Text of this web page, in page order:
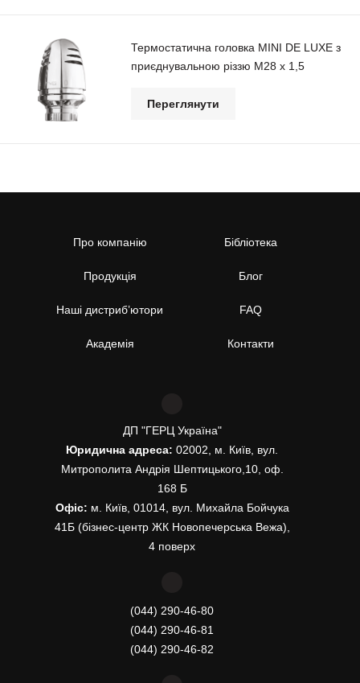
Термостатична головка МINI DE LUXE з
приєднувальною різзю М28 х 1,5
Переглянути
Про компанію
Продукція
Наші дистриб’ютори
Академія
Бібліотека
Блог
FAQ
Контакти
ДП "ГЕРЦ Україна"
Юридична адреса: 02002, м. Київ, вул.
Митрополита Андрія Шептицького,10, оф.
168 Б
Офіс: м. Київ, 01014, вул. Михайла Бойчука
41Б (бізнес-центр ЖК Новопечерська Вежа),
4 поверх
(044) 290-46-80
(044) 290-46-81
(044) 290-46-82